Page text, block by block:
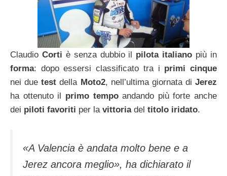
Claudio Corti è senza dubbio il pilota italiano più in
forma: dopo essersi classificato tra i primi cinque
nei duetest della Moto2, nell’ultima giornata di Jerez
ha ottenuto il primo tempoandando più forte anche
dei piloti favoriti per la vittoriadel titolo iridato.
«A Valencia è andata molto bene e a
Jerez ancora meglio», ha dichiarato il